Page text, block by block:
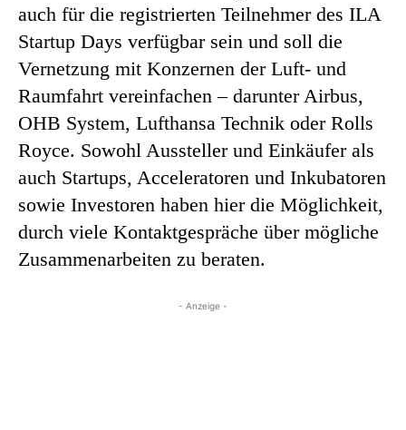
auch für die registrierten Teilnehmer des ILA
Startup Days verfügbar sein und soll die
Vernetzung mit Konzernen der Luft- und
Raumfahrt vereinfachen – darunter Airbus,
OHB System, Lufthansa Technik oder Rolls
Royce. Sowohl Aussteller und Einkäufer als
auch Startups, Acceleratoren und Inkubatoren
sowie Investoren haben hier die Möglichkeit,
durch viele Kontaktgespräche über mögliche
Zusammenarbeiten zu beraten.
- Anzeige -